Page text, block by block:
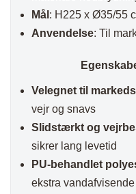
Mål : H225 x Ø35/55
Anvendelse: Til
Velegnet til
vejr og snavs
Slidstærkt og
sikrer lang levetid
PU-behandlet
ekstra vandafvisende